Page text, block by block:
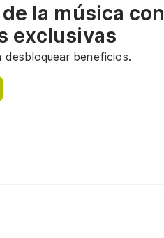
la música con
exclusivas
desbloquear beneficios.